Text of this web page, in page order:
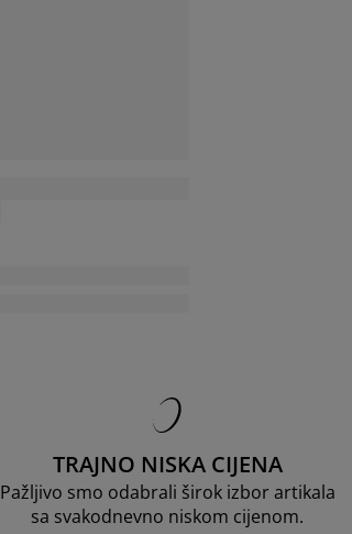
TRAJNO NISKA CIJENA
Pažljivo smo odabrali širok izbor artikala
sa svakodnevno niskom cijenom.